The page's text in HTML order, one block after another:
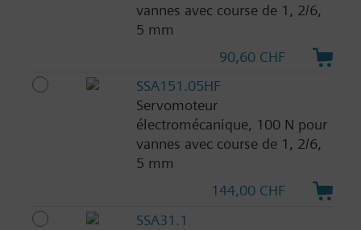
vannes avec course de 1, 2/6,
5 mm
90,60 CHF
SSA151.05HF
Servomoteur
électromécanique, 100 N pour
vannes avec course de 1, 2/6,
5 mm
144,00 CHF
SSA31.1